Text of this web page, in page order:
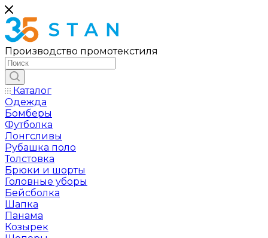
Производство промотекстиля
Каталог
Одежда
Бомберы
Футболка
Лонгсливы
Рубашка поло
Толстовка
Брюки и шорты
Головные уборы
Бейсболка
Шапка
Панама
Козырек